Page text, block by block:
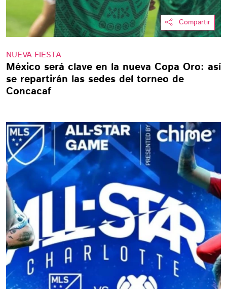
Compartir
NUEVA FIESTA
México será clave en la nueva Copa Oro: así
se repartirán las sedes del torneo de
Concacaf